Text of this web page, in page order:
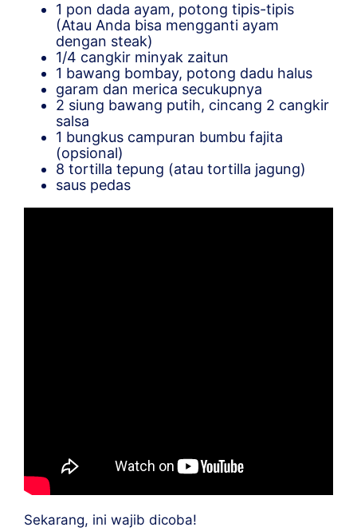
1 pon dada ayam, potong tipis-tipis
(Atau Anda bisa mengganti ayam
dengan steak)
1/4 cangkir minyak zaitun
1 bawang bombay, potong dadu halus
garam dan merica secukupnya
2 siung bawang putih, cincang 2 cangkir
salsa
1 bungkus campuran bumbu fajita
(opsional)
8 tortilla tepung (atau tortilla jagung)
saus pedas
Sekarang, ini wajib dicoba!